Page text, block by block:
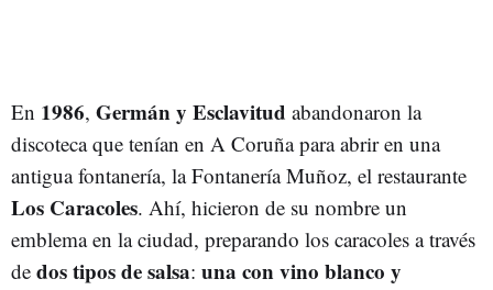
En 1986, Germán y Esclavitud abandonaron la
discoteca que tenían en A Coruña para abrir en una
antigua fontanería, la Fontanería Muñoz, el restaurante
Los Caracoles. Ahí, hicieron de su nombre un
emblema en la ciudad, preparando los caracoles a través
de dos tipos de salsa: una con vino blanco y